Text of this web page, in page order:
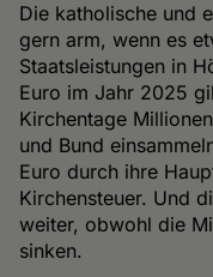
Die katholische und
gern arm, wenn es
Staatsleistungen in
Euro im Jahr 2025
Kirchentage
und Bund
Euro durch ihre
Kirchensteuer. Und
weiter, obwohl die
sinken.